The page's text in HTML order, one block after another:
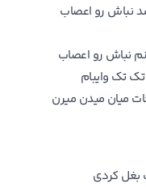
نباش رو اعصاب
نباش رو اعصاب
میان میدن میرن
بغل کردی